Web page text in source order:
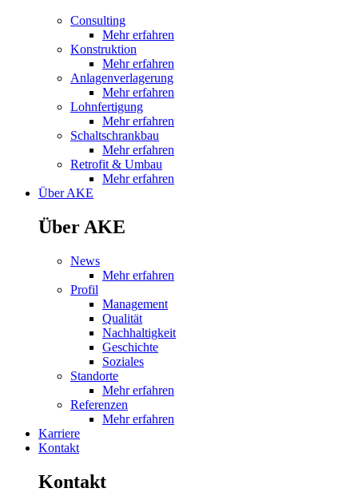
Consulting
Mehr erfahren
Konstruktion
Mehr erfahren
Anlagenverlagerung
Mehr erfahren
Lohnfertigung
Mehr erfahren
Schaltschrankbau
Mehr erfahren
Retrofit & Umbau
Mehr erfahren
Über AKE
Über AKE
News
Mehr erfahren
Profil
Management
Qualität
Nachhaltigkeit
Geschichte
Soziales
Standorte
Mehr erfahren
Referenzen
Mehr erfahren
Karriere
Kontakt
Kontakt